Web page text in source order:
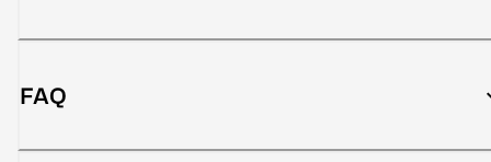
FAQ